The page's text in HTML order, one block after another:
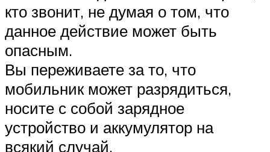
кто звонит, не думая о том, что
данное действие может быть
опасным.
Вы переживаете за то, что
мобильник может разрядиться,
носите с собой зарядное
устройство и аккумулятор на
всякий случай.